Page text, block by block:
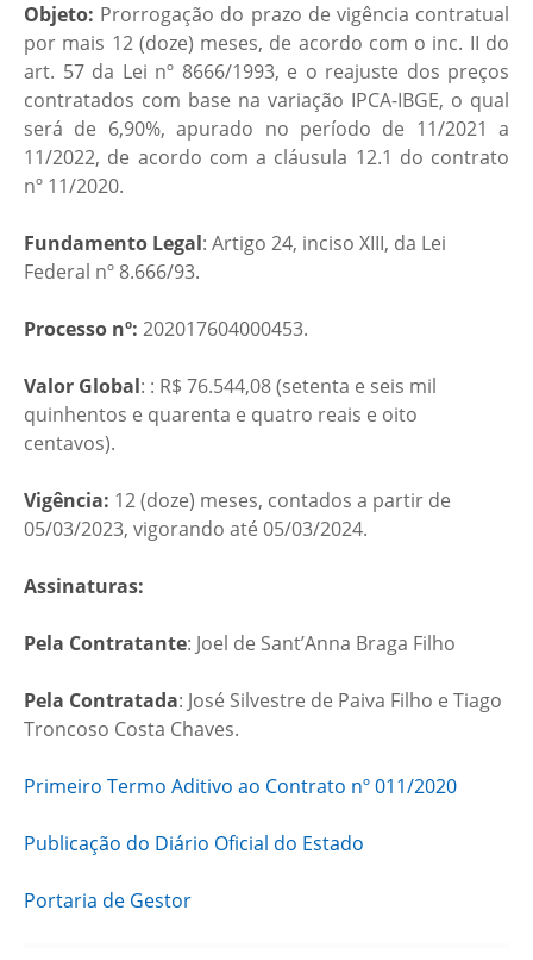
Objeto: Prorrogação do prazo de vigência contratual
por mais 12 (doze) meses, de acordo com o inc. II do
art. 57 da Lei nº 8666/1993, e o reajuste dos preços
contratados com base na variação IPCA-IBGE, o qual
será de 6,90%, apurado no período de 11/2021 a
11/2022, de acordo com a cláusula 12.1 do contrato
nº 11/2020.
Fundamento Legal: Artigo 24, inciso XIII, da Lei
Federal nº 8.666/93.
Processo nº: 202017604000453.
Valor Global: : R$ 76.544,08 (setenta e seis mil
quinhentos e quarenta e quatro reais e oito
centavos).
Vigência: 12 (doze) meses, contados a partir de
05/03/2023, vigorando até 05/03/2024.
Assinaturas:
Pela Contratante: Joel de Sant’Anna Braga Filho
Pela Contratada: José Silvestre de Paiva Filho e Tiago
Troncoso Costa Chaves.
Primeiro Termo Aditivo ao Contrato nº 011/2020
Publicação do Diário Oficial do Estado
Portaria de Gestor